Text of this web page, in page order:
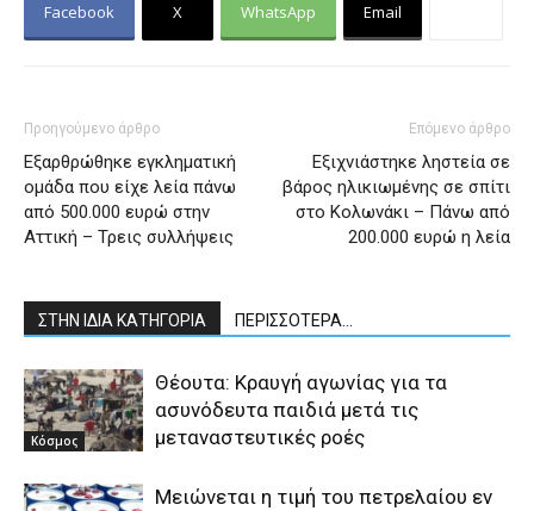
Facebook X WhatsApp Email
Προηγούμενο άρθρο
Εξαρθρώθηκε εγκληματική
ομάδα που είχε λεία πάνω
από 500.000 ευρώ στην
Αττική – Τρεις συλλήψεις
Επόμενο άρθρο
Εξιχνιάστηκε ληστεία σε
βάρος ηλικιωμένης σε σπίτι
στο Κολωνάκι – Πάνω από
200.000 ευρώ η λεία
ΣΤΗΝ ΙΔΙΑ ΚΑΤΗΓΟΡΙΑ ΠΕΡΙΣΣΟΤΕΡΑ...
Κόσμος
Θέουτα: Κραυγή αγωνίας για τα
ασυνόδευτα παιδιά μετά τις
μεταναστευτικές ροές
Μειώνεται η τιμή του πετρελαίου εν